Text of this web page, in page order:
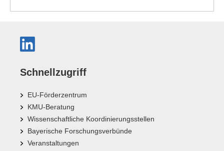
Schnellzugriff
EU-Förderzentrum
KMU-Beratung
Wissenschaftliche Koordinierungsstellen
Bayerische Forschungsverbünde
Veranstaltungen